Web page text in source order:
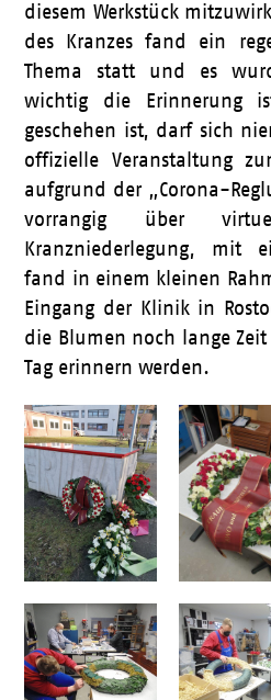
diesem Werkstück
des Kranzes fand ein
Thema statt und es
wichtig die Erinnerung
geschehen ist, darf sich
offizielle Veranstaltung
aufgrund der „Corona-
vorrangig über
Kranzniederlegung, mit
fand in einem kleinen
Eingang der Klinik in
die Blumen noch lange
Tag erinnern werden.